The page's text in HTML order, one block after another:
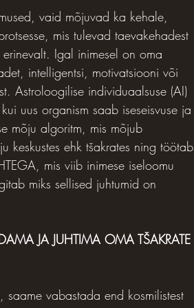
vaid mõjuvad ka kehale,
mis tulevad taevakehadest
Igal inimesel on oma
intelligentsi, motivatsiooni või
Astroloogilise individuaalsuse (AI)
uus organism saab iseseisvuse ja
mõju algoritm, mis mõjub
keskustes ehk tšakrates ning töötab
mis viib inimese iseloomu
miks sellised juhtumid on
JA JUHTIMA OMA TŠAKRATE
vabastada end kosmilistest